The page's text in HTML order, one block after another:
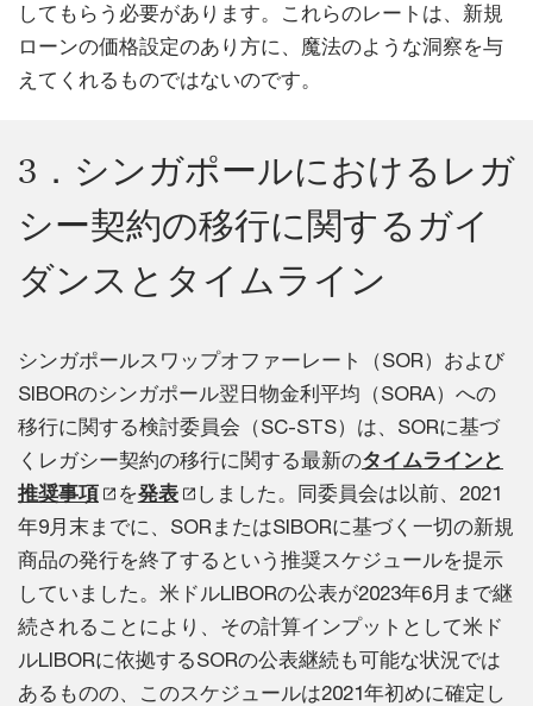
してもらう必要があります。これらのレートは、新規
ローンの価格設定のあり方に、魔法のような洞察を与
えてくれるものではないのです。
3．シンガポールにおけるレガ
シー契約の移行に関するガイ
ダンスとタイムライン
シンガポールスワップオファーレート（SOR）および
SIBORのシンガポール翌日物金利平均（SORA）への
移行に関する検討委員会（SC-STS）は、SORに基づ
くレガシー契約の移行に関する最新のタイムラインと
推奨事項
を発表
しました。同委員会は以前、2021
年9月末までに、SORまたはSIBORに基づく一切の新規
商品の発行を終了するという推奨スケジュールを提示
していました。米ドルLIBORの公表が2023年6月まで継
続されることにより、その計算インプットとして米ド
ルLIBORに依拠するSORの公表継続も可能な状況では
あるものの、このスケジュールは2021年初めに確定し